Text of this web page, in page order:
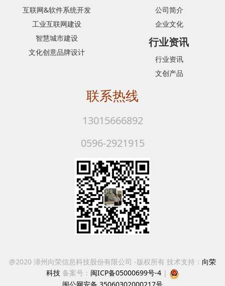
互联网&软件系统开发
工业互联网建设
智慧城市建设
文化创意品牌设计
公司简介
企业文化
行业资讯
行业资讯
文创产品
联系热线
13015666892
0596-2921915
@2020 漳州向荣信息科技股份有限公司 -版权所有 技术支持： 向荣
科技 备案号： 闽ICP备05000699号-4|
闽公网安备 35060302000217号